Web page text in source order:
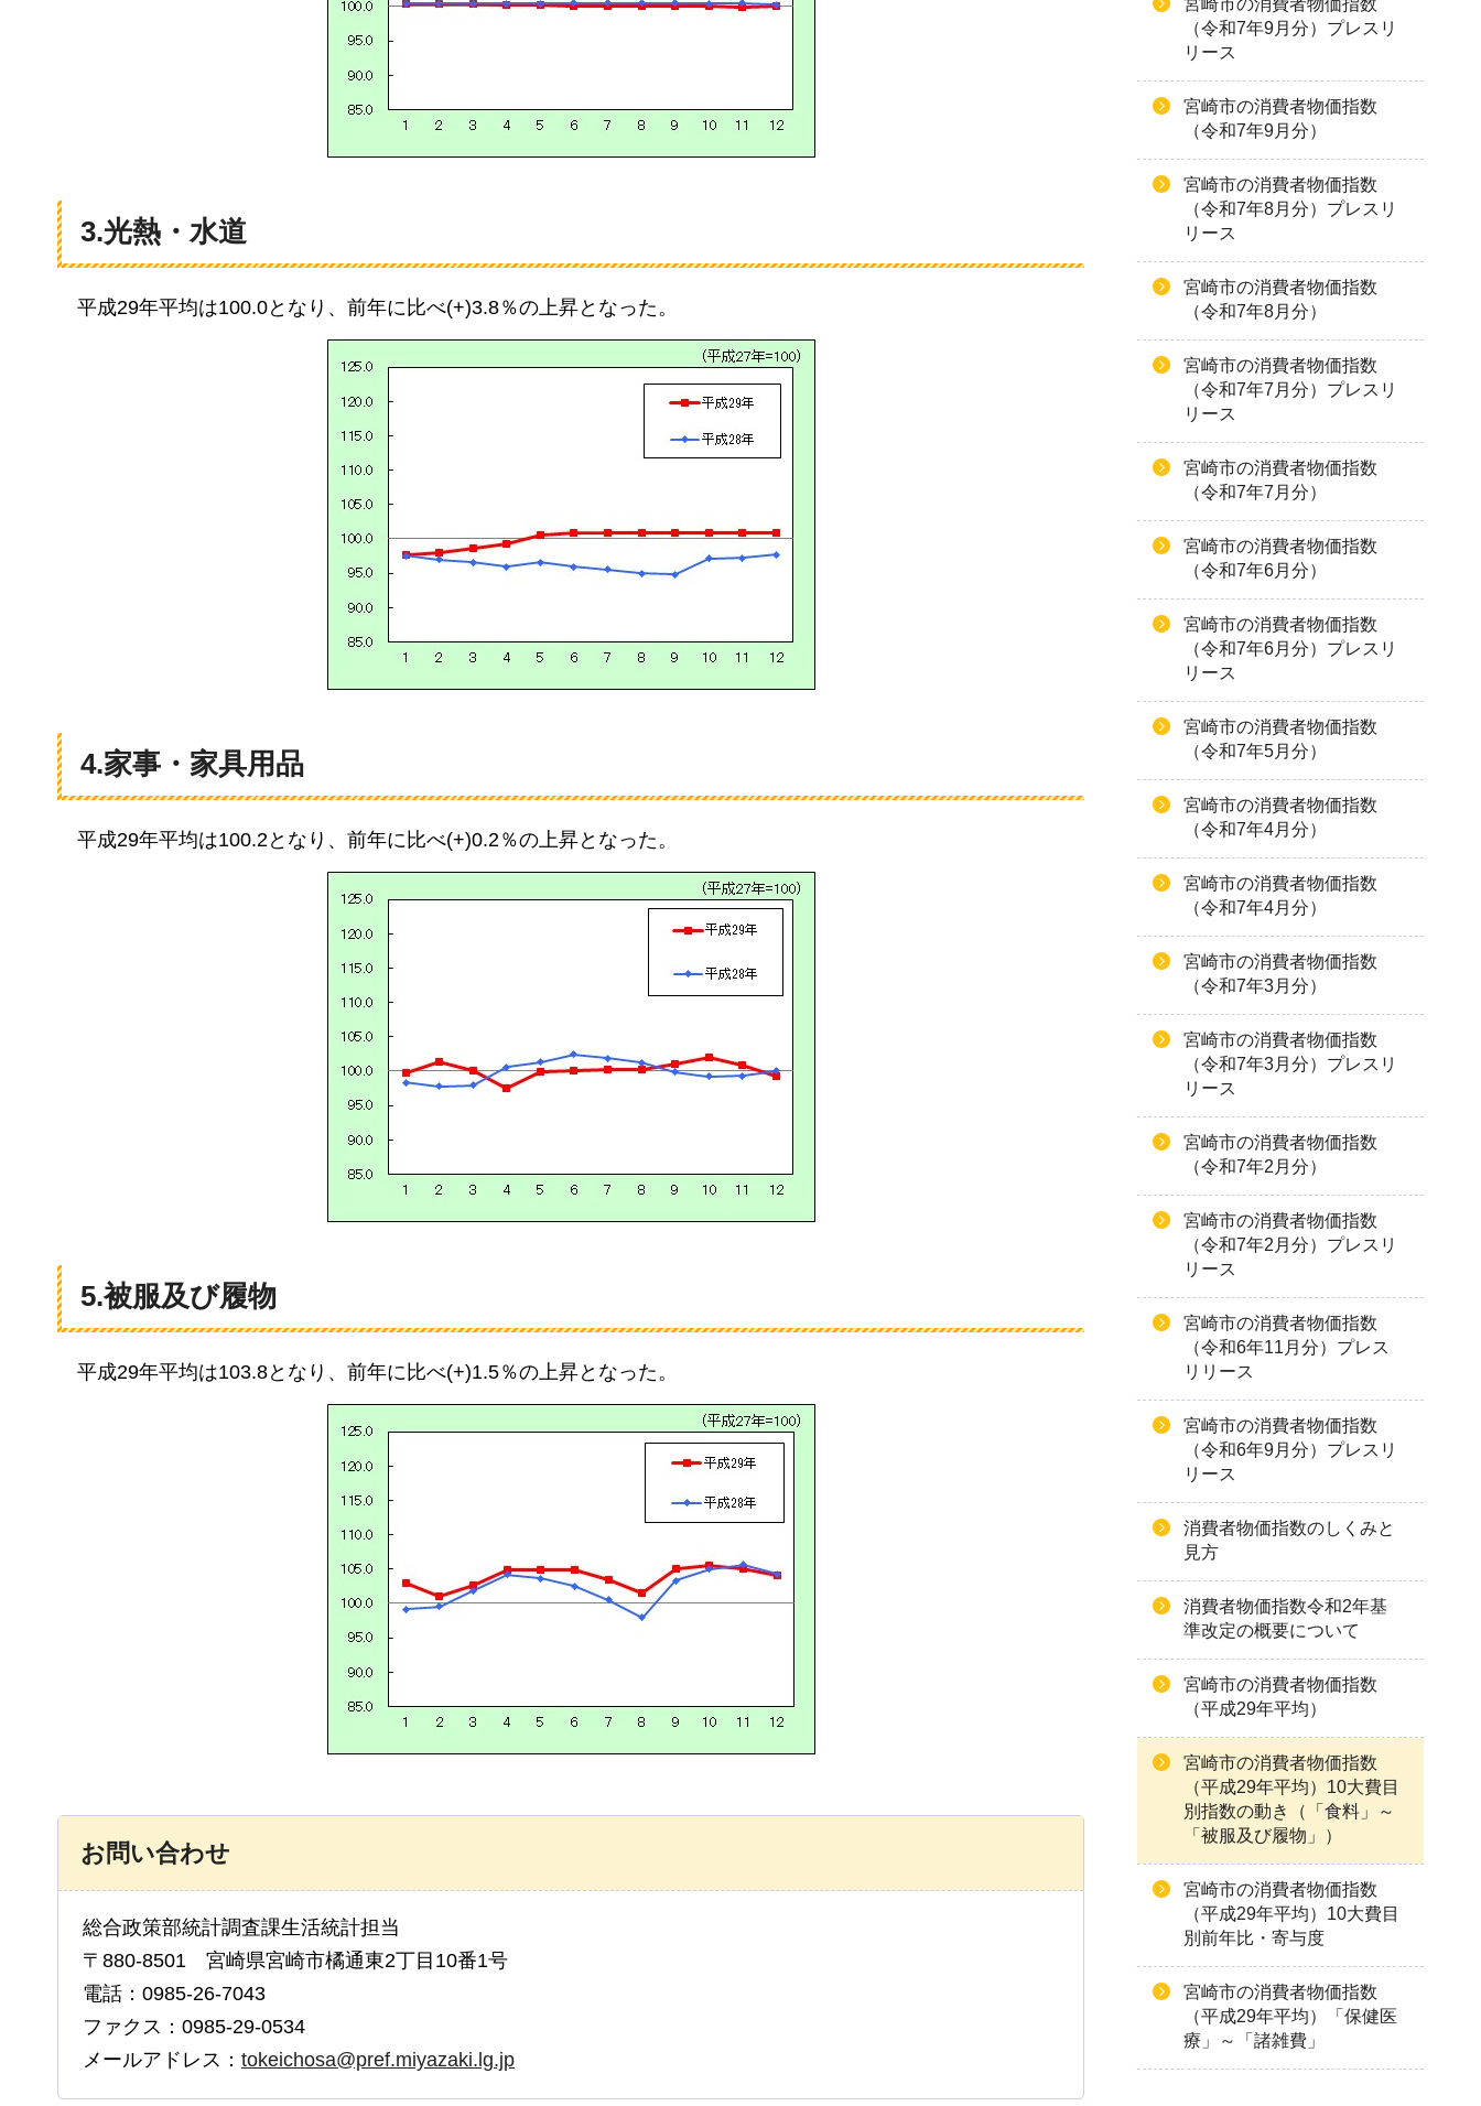
3.光熱・水道
平成29年平均は100.0となり、 前年に比べ(+)3.8％の上昇となった。
4.家事・家具用品
平成29年平均は100.2となり、 前年に比べ(+)0.2％の上昇となった。
5.被服及び履物
平成29年平均は103.8となり、 前年に比べ(+)1.5％の上昇となった。
お問い合わせ
総合政策部統計調査課生活統計担当
〒880-8501 宮崎県宮崎市橘通東2丁目10番1号
電話：0985-26-7043
ファクス：0985-29-0534
メールアドレス： tokeichosa@pref.miyazaki.lg.jp
宮崎市の消費者物価指数
（令和7年9月分）プレスリ
リース
宮崎市の消費者物価指数
（令和7年9月分）
宮崎市の消費者物価指数
（令和7年8月分）プレスリ
リース
宮崎市の消費者物価指数
（令和7年8月分）
宮崎市の消費者物価指数
（令和7年7月分）プレスリ
リース
宮崎市の消費者物価指数
（令和7年7月分）
宮崎市の消費者物価指数
（令和7年6月分）
宮崎市の消費者物価指数
（令和7年6月分）プレスリ
リース
宮崎市の消費者物価指数
（令和7年5月分）
宮崎市の消費者物価指数
（令和7年4月分）
宮崎市の消費者物価指数
（令和7年4月分）
宮崎市の消費者物価指数
（令和7年3月分）
宮崎市の消費者物価指数
（令和7年3月分）プレスリ
リース
宮崎市の消費者物価指数
（令和7年2月分）
宮崎市の消費者物価指数
（令和7年2月分）プレスリ
リース
宮崎市の消費者物価指数
（令和6年11月分）プレス
リリース
宮崎市の消費者物価指数
（令和6年9月分）プレスリ
リース
消費者物価指数のしくみと
見方
消費者物価指数令和2年基
準改定の概要について
宮崎市の消費者物価指数
（平成29年平均）
宮崎市の消費者物価指数
（平成29年平均）10大費目
別指数の動き（「食料」～
「被服及び履物」）
宮崎市の消費者物価指数
（平成29年平均）10大費目
別前年比・寄与度
宮崎市の消費者物価指数
（平成29年平均）「保健医
療」～「諸雑費」